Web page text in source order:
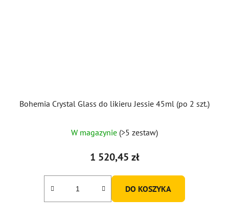
Bohemia Crystal Glass do likieru Jessie 45ml (po 2 szt.)
W magazynie (>5 zestaw)
1 520,45 zł
DO KOSZYKA